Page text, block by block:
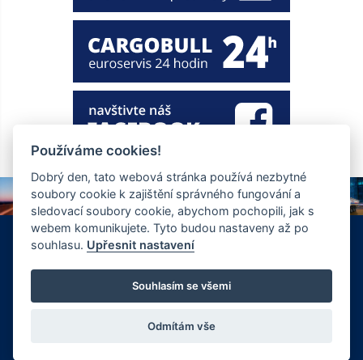
+420 326 901 186
info@ewt.cz
© Copyright 2026 Společnost EWT spol. s.r.o., realizace
FlexiSystems s.r.o.:e-learning,tvorba webových stránek.
Vyrobil FlexiSystems s.r.o.
Používáme cookies!
Dobrý den, tato webová stránka používá nezbytné
soubory cookie k zajištění správného fungování a
sledovací soubory cookie, abychom pochopili, jak s
webem komunikujete. Tyto budou nastaveny až po
souhlasu. Upřesnit nastavení
Souhlasím se všemi
Odmítám vše